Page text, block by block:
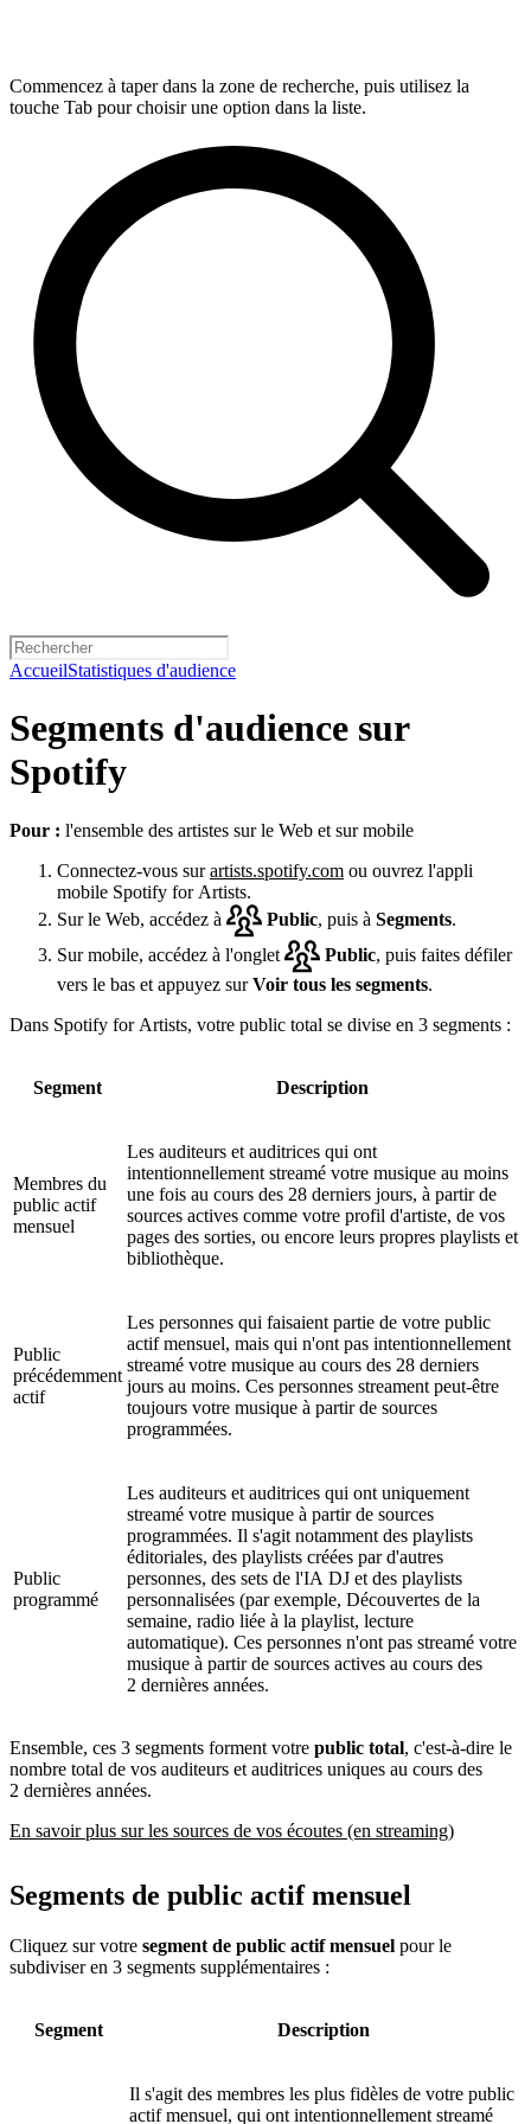
Commencez à taper dans la zone de recherche, puis utilisez la
touche Tab pour choisir une option dans la liste.
AccueilStatistiques d'audience
Segments d'audience sur
Spotify
Pour : l'ensemble des artistes sur le Web et sur mobile
Connectez-vous surartists.spotify.com ou ouvrez l'appli
mobile Spotify for Artists.
Sur le Web, accédez à
Public, puis à Segments.
Sur mobile, accédez à l'onglet
Public, puis faites défiler
vers le bas et appuyez surVoir tous les segments.
Dans Spotify for Artists, votre public total se divise en 3 segments :
Segment Description
Membres du
public actif
mensuel
Les auditeurs et auditrices qui ont
intentionnellement streamé votre musique au moins
une fois au cours des 28 derniers jours, à partir de
sources actives comme votre profil d'artiste, de vos
pages des sorties, ou encore leurs propres playlists et
bibliothèque.
Public
précédemment
actif
Les personnes qui faisaient partie de votre public
actif mensuel, mais qui n'ont pas intentionnellement
streamé votre musique au cours des 28 derniers
jours au moins. Ces personnes streament peut-être
toujours votre musique à partir de sources
programmées.
Public
programmé
Les auditeurs et auditrices qui ont uniquement
streamé votre musique à partir de sources
programmées. Il s'agit notamment des playlists
éditoriales, des playlists créées par d'autres
personnes, des sets de l'IA DJ et des playlists
personnalisées (par exemple, Découvertes de la
semaine, radio liée à la playlist, lecture
automatique). Ces personnes n'ont pas streamé votre
musique à partir de sources actives au cours des
2 dernières années.
Ensemble, ces 3 segments forment votre public total, c'est-à-dire le
nombre total de vos auditeurs et auditrices uniques au cours des
2 dernières années.
En savoir plus sur les sources de vos écoutes (en streaming)
Segments de public actif mensuel
Cliquez sur votre segment de public actif mensuel pour le
subdiviser en 3 segments supplémentaires :
Segment Description
Il s'agit des membres les plus fidèles de votre public
actif mensuel, qui ont intentionnellement streamé